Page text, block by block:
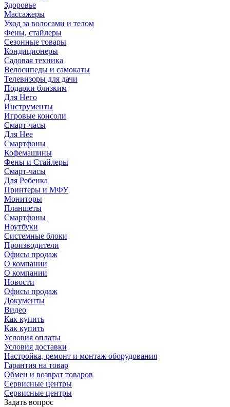
Здоровье
Массажеры
Уход за волосами и телом
Фены, стайлеры
Сезонные товары
Кондиционеры
Садовая техника
Велосипеды и самокаты
Телевизоры для дачи
Подарки близким
Для Него
Инструменты
Игровые консоли
Смарт-часы
Для Нее
Смартфоны
Кофемашины
Фены и Стайлеры
Смарт-часы
Для Ребенка
Принтеры и МФУ
Мониторы
Планшеты
Смартфоны
Ноутбуки
Системные блоки
Производители
Офисы продаж
О компании
О компании
Новости
Офисы продаж
Документы
Видео
Как купить
Как купить
Условия оплаты
Условия доставки
Настройка, ремонт и монтаж оборудования
Гарантия на товар
Обмен и возврат товаров
Сервисные центры
Сервисные центры
Задать вопрос